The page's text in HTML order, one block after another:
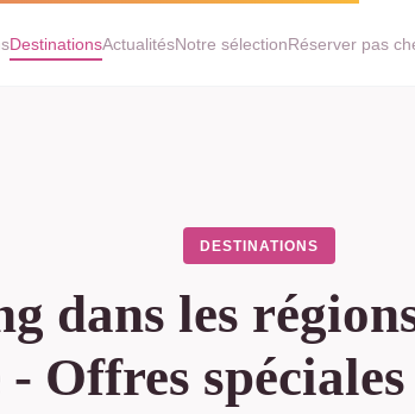
DestinationsActualitésNotre sélectionRéserver pas
DESTINATIONS
dans les
Offres